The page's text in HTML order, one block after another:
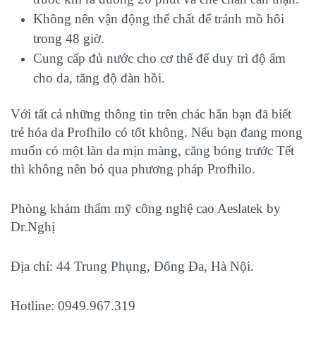
Không nên vận động thể chất để tránh mồ hôi
trong 48 giờ.
Cung cấp đủ nước cho cơ thể để duy trì độ ẩm
cho da, tăng độ đàn hồi.
Với tất cả những thông tin trên chác hẳn bạn đã biết
trẻ hóa da Profhilo có tốt không. Nếu bạn đang mong
muốn có một làn da mịn màng, căng bóng trước Tết
thì không nên bỏ qua phương pháp Profhilo.
Phòng khám thẩm mỹ công nghệ cao Aeslatek by
Dr.Nghị
Địa chỉ: 44 Trung Phụng, Đống Đa, Hà Nội.
Hotline: 0949.967.319